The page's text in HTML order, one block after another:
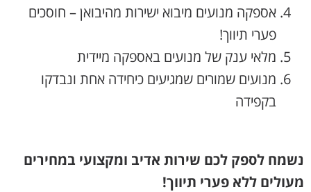
אספקה מנועים מיבוא ישירות מהיבואן – חוסכים
פערי תיווך!
מלאי ענק של מנועים באספקה מיידית
מנועים שמורים שמגיעים כיחידה אחת ונבדקו
בקפידה
נשמח לספק לכם שירות אדיב ומקצועי במחירים
מעולים ללא פערי תיווך!